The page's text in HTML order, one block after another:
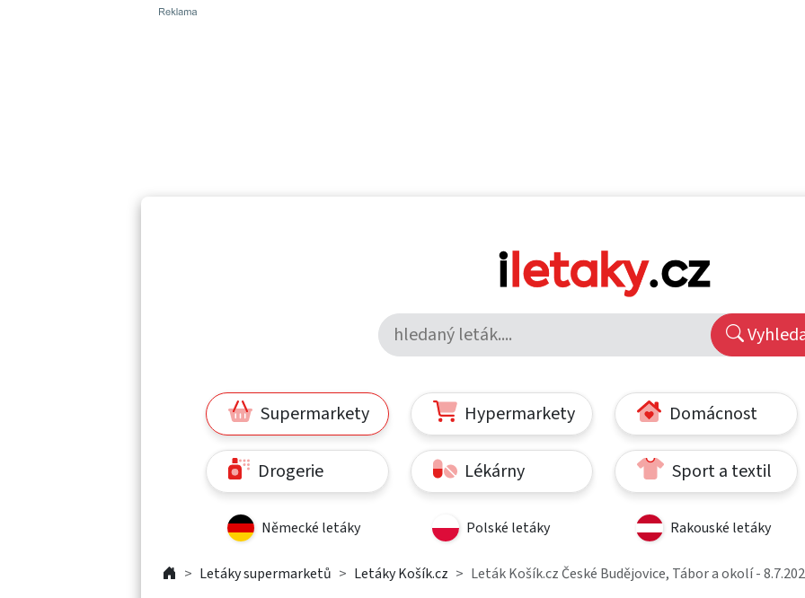
Supermarkety Hypermarkety Domácnost
Drogerie Lékárny Sport a textil
Německé letáky Polské letáky Rakouské letáky
Letáky supermarketů Letáky Košík.cz Leták Košík.cz České Budějovice, Tábor a okolí -